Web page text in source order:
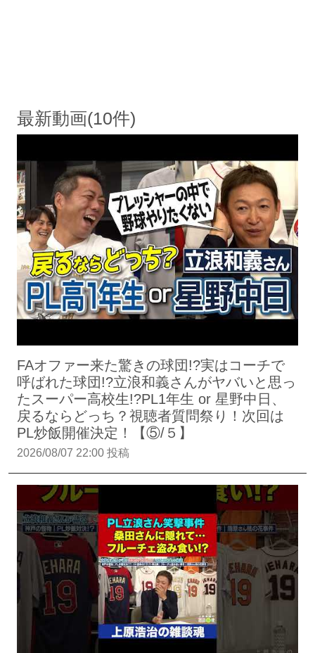
最新動画(10件)
FAオファー来た驚きの球団!?実はコーチで
呼ばれた球団!?立浪和義さんがヤバいと思っ
たスーパー高校生!?PL1年生 or 星野中日、
戻るならどっち？視聴者質問祭り！次回は
PL炒飯開催決定！【⑤/５】
2026/08/07 22:00 投稿